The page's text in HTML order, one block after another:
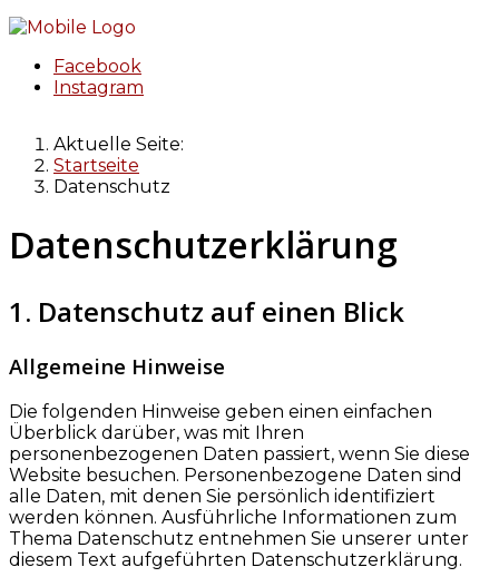
Facebook
Instagram
Aktuelle Seite:
Startseite
Datenschutz
Datenschutz­erklärung
1. Datenschutz auf einen Blick
Allgemeine Hinweise
Die folgenden Hinweise geben einen einfachen
Überblick darüber, was mit Ihren
personenbezogenen Daten passiert, wenn Sie diese
Website besuchen. Personenbezogene Daten sind
alle Daten, mit denen Sie persönlich identifiziert
werden können. Ausführliche Informationen zum
Thema Datenschutz entnehmen Sie unserer unter
diesem Text aufgeführten Datenschutzerklärung.